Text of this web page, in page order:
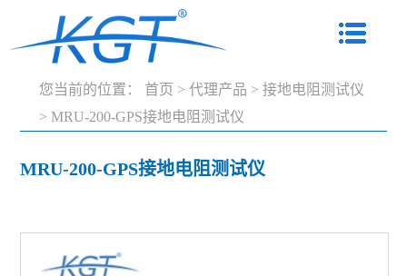
您当前的位置： 首页 > 代理产品 > 接地电阻测试仪
> MRU-200-GPS接地电阻测试仪
MRU-200-GPS接地电阻测试仪